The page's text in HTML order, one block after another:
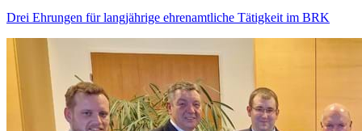
Drei Ehrungen für langjährige ehrenamtliche Tätigkeit im BRK